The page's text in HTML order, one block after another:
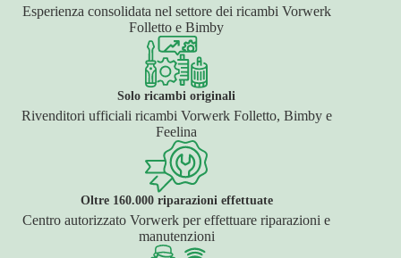
Esperienza consolidata nel settore dei ricambi Vorwerk
Folletto e Bimby
Solo ricambi originali
Rivenditori ufficiali ricambi Vorwerk Folletto, Bimby e
Feelina
Oltre 160.000 riparazioni effettuate
Centro autorizzato Vorwerk per effettuare riparazioni e
manutenzioni